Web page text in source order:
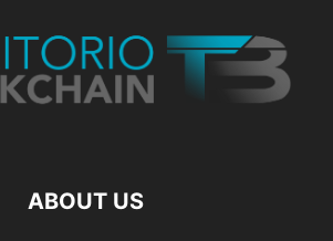
ABOUT US